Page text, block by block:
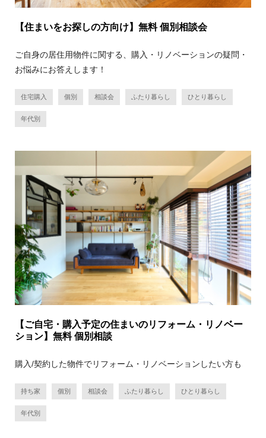
【住まいをお探しの方向け】無料 個別相談会
ご自身の居住用物件に関する、購入・リノベーションの疑問・
お悩みにお答えします！
住宅購入 個別 相談会 ふたり暮らし ひとり暮らし
年代別
【ご自宅・購入予定の住まいのリフォーム・リノベー
ション】無料 個別相談
購入/契約した物件でリフォーム・リノベーションしたい方も
持ち家 個別 相談会 ふたり暮らし ひとり暮らし
年代別